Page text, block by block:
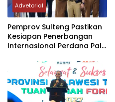
Advetorial
Pemprov Sulteng Pastikan
Kesiapan Penerbangan
Internasional Perdana Palu